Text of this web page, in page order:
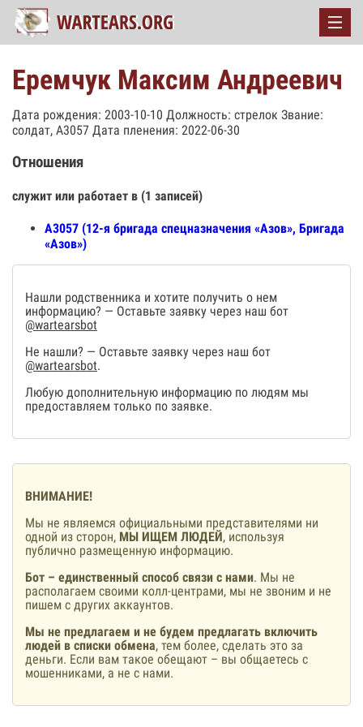
Еремчук Максим Андреевич
Дата рождения: 2003-10-10 Должность: стрелок Звание:
солдат, А3057 Дата пленения: 2022-06-30
Отношения
служит или работает в (1 записей)
А3057 (12-я бригада спецназначения «Азов», Бригада
«Азов»)
Нашли родственника и хотите получить о нем
информацию? — Оставьте заявку через наш бот
@wartearsbot
Не нашли? — Оставьте заявку через наш бот
@wartearsbot.
Любую дополнительную информацию по людям мы
предоставляем только по заявке.
ВНИМАНИЕ!
Мы не являемся официальными представителями ни
одной из сторон, МЫ ИЩЕМ ЛЮДЕЙ, используя
публично размещенную информацию.
Бот – единственный способ связи с нами. Мы не
располагаем своими колл-центрами, мы не звоним и не
пишем с других аккаунтов.
Мы не предлагаем и не будем предлагать включить
людей в списки обмена, тем более, сделать это за
деньги. Если вам такое обещают – вы общаетесь с
мошенниками, а не с нами.